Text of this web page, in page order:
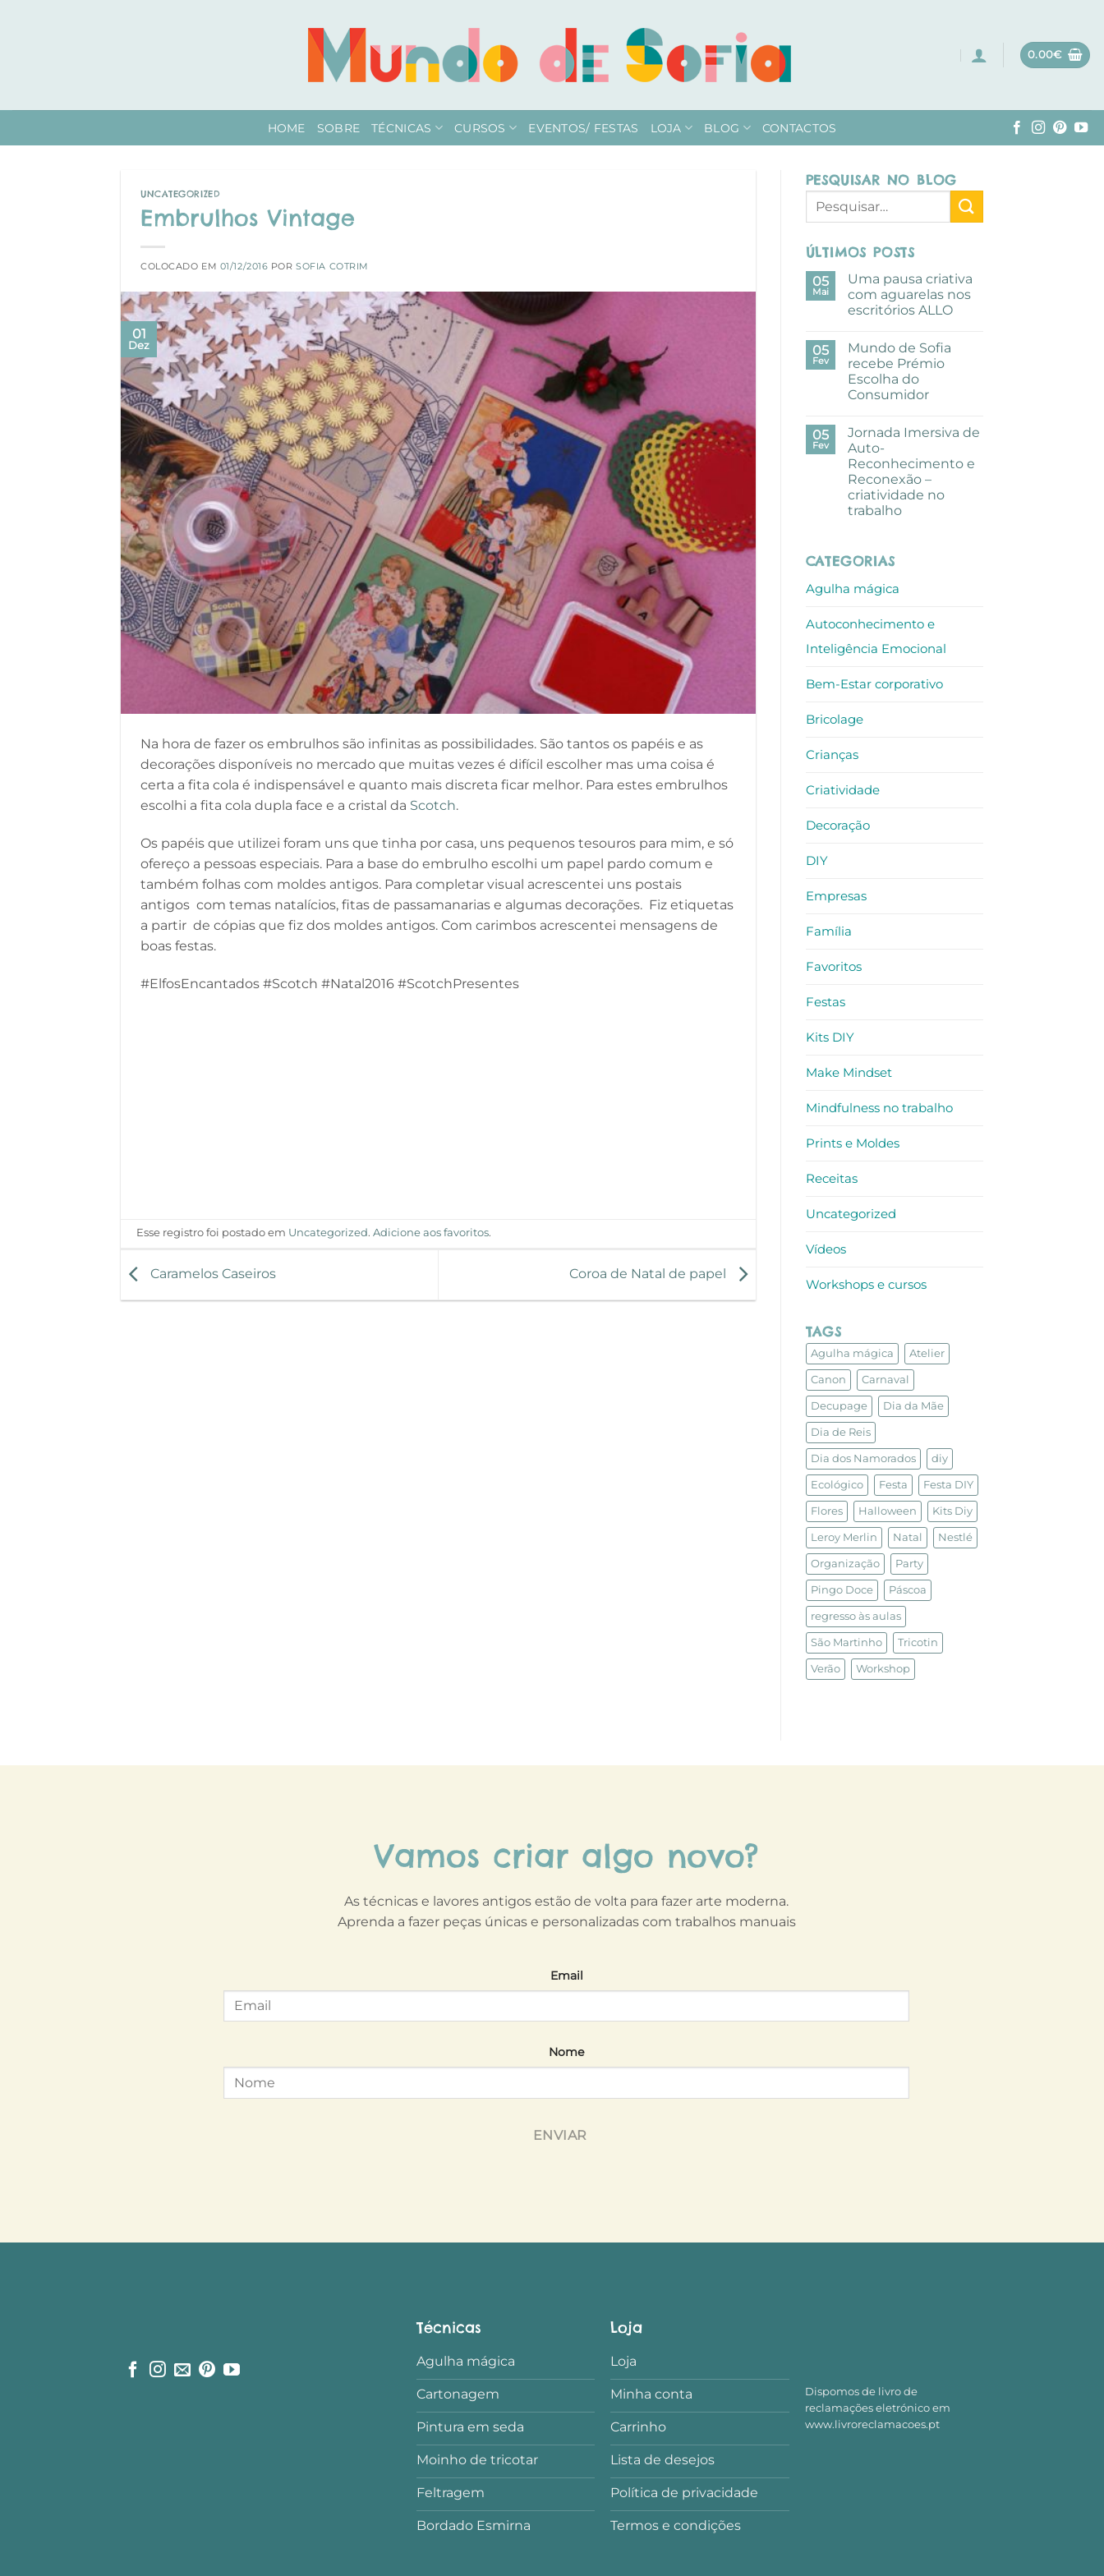
0.00€
HOME SOBRE TÉCNICAS CURSOS EVENTOS/ FESTAS LOJA BLOG CONTACTOS
UNCATEGORIZED
Embrulhos Vintage
COLOCADO EM 01/12/2016 PORSOFIA COTRIM
01
Dez
Na hora de fazer os embrulhos são infinitas as possibilidades. São tantos os papéis e as
decorações disponíveis no mercado que muitas vezes é difícil escolher mas uma coisa é
certa a fita cola é indispensável e quanto mais discreta ficar melhor. Para estes embrulhos
escolhi a fita cola dupla face e a cristal da Scotch.
Os papéis que utilizei foram uns que tinha por casa, uns pequenos tesouros para mim, e só
ofereço a pessoas especiais. Para a base do embrulho escolhi um papel pardo comum e
também folhas com moldes antigos. Para completar visual acrescentei uns postais
antigos com temas natalícios, fitas de passamanarias e algumas decorações. Fiz etiquetas
a partir de cópias que fiz dos moldes antigos. Com carimbos acrescentei mensagens de
boas festas.
#ElfosEncantados #Scotch #Natal2016 #ScotchPresentes
Esse registro foi postado em Uncategorized.Adicione aos favoritos.
Caramelos Caseiros Coroa de Natal de papel
PESQUISAR NO BLOG
ÚLTIMOS POSTS
05
Mai
Uma pausa criativa
com aguarelas nos
escritórios ALLO
em
Uma
pausa
criativa
com
aguarelas
ALLO
05
Fev
Mundo de Sofia
recebe Prémio
Escolha do
Consumidor
em
Mundo
de
Sofia
recebe
Prémio
Escolha
do
Consumidor
05
Fev
Jornada Imersiva de
Auto-
Reconhecimento e
Reconexão –
criatividade no
trabalho
Jornada
Imersiva
Auto-
Reconexão
criatividade
no
CATEGORIAS
Agulha mágica
Autoconhecimento e
Inteligência Emocional
Bem-Estar corporativo
Bricolage
Crianças
Criatividade
Decoração
DIY
Empresas
Família
Favoritos
Festas
Kits DIY
Make Mindset
Mindfulness no trabalho
Prints e Moldes
Receitas
Uncategorized
Vídeos
Workshops e cursos
TAGS
Agulha mágica Atelier
Canon Carnaval
Decupage Dia da Mãe
Dia de Reis
Dia dos Namorados diy
Ecológico Festa Festa DIY
Flores Halloween Kits Diy
Leroy Merlin Natal Nestlé
Organização Party
Pingo Doce Páscoa
regresso às aulas
São Martinho Tricotin
Verão Workshop
Vamos criar algo novo?
As técnicas e lavores antigos estão de volta para fazer arte moderna.
Aprenda a fazer peças únicas e personalizadas com trabalhos manuais
Email
Nome
ENVIAR
Técnicas
Agulha mágica
Cartonagem
Pintura em seda
Moinho de tricotar
Feltragem
Bordado Esmirna
Loja
Loja
Minha conta
Carrinho
Lista de desejos
Política de privacidade
Termos e condições
Dispomos de livro de
reclamações eletrónico em
www.livroreclamacoes.pt